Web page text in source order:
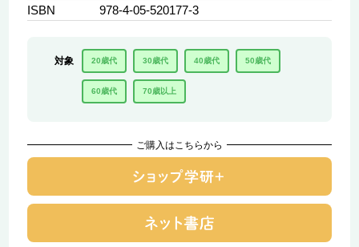
ISBN
978-4-05-520177-3
対象 20歳代 30歳代 40歳代 50歳代
60歳代 70歳以上
ご購入はこちらから